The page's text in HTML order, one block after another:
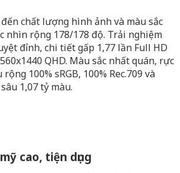
chất lượng hình ảnh và màu sắc
nhìn rộng 178/178 độ. Trải nghiệm
đỉnh, chi tiết gấp 1,77 lần Full HD
QHD. Màu sắc nhất quán, rực
100% sRGB, 100% Rec.709 và
1,07 tỷ màu.
cao, tiện dụng